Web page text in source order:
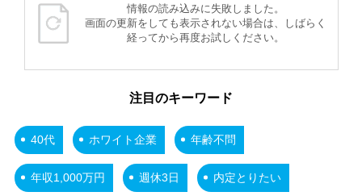
情報の読み込みに失敗しました。
画面の更新をしても表示されない場合は、しばらく
経ってから再度お試しください。
注目のキーワード
40代 ホワイト企業 年齢不問
年収1,000万円 週休3日 内定とりたい